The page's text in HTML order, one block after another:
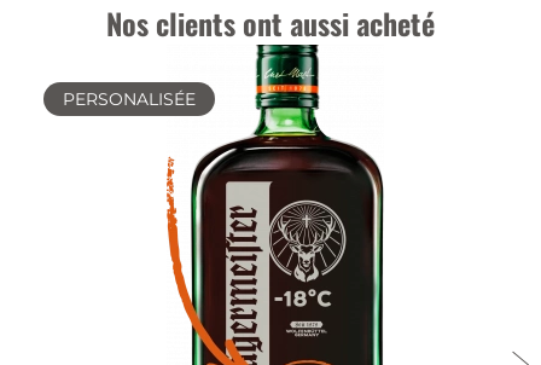
Nos clients ont aussi acheté
PERSONALISÉE